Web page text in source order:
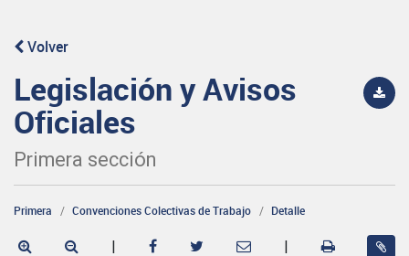
Volver
Legislación y Avisos
Oficiales
Primera sección
Primera Convenciones Colectivas de Trabajo Detalle
| |